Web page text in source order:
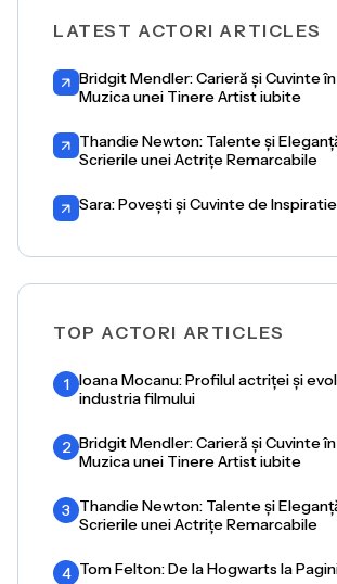
LATEST ACTORI ARTICLES
Bridgit Mendler: Carieră și Cuvinte
Muzica unei Tinere Artist iubite
Thandie Newton: Talente și
Scrierile unei Actrițe Remarcabile
Sara: Povești și Cuvinte de Inspiratie
TOP ACTORI ARTICLES
1 Ioana Mocanu: Profilul actriței și
industria filmului
2 Bridgit Mendler: Carieră și Cuvinte
Muzica unei Tinere Artist iubite
3 Thandie Newton: Talente și
Scrierile unei Actrițe Remarcabile
4 Tom Felton: De la Hogwarts la